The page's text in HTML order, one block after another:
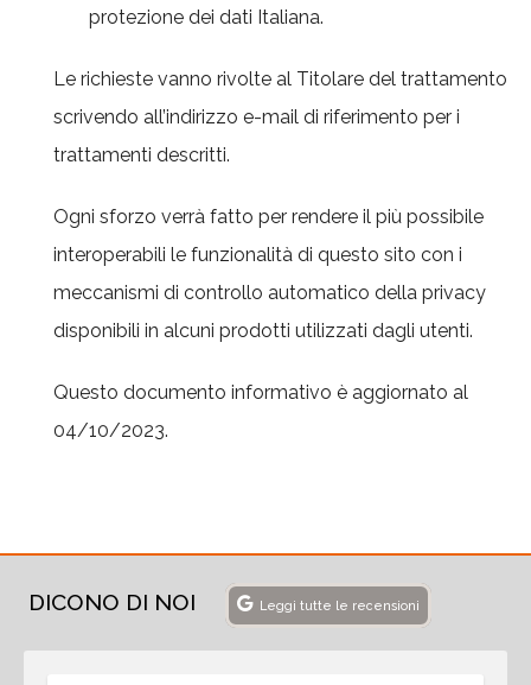
protezione dei dati Italiana.
Le richieste vanno rivolte al Titolare del trattamento
scrivendo all’indirizzo e-mail di riferimento per i
trattamenti descritti.
Ogni sforzo verrà fatto per rendere il più possibile
interoperabili le funzionalità di questo sito con i
meccanismi di controllo automatico della privacy
disponibili in alcuni prodotti utilizzati dagli utenti.
Questo documento informativo è aggiornato al
04/10/2023.
DICONO DI NOI Leggi tutte le recensioni